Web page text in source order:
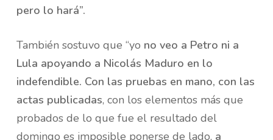
pero lo hará”.
También sostuvo que “yo no veo a Petro ni a
Lula apoyando a Nicolás Maduro en lo
indefendible. Con las pruebas en mano, con las
actas publicadas, con los elementos más que
probados de lo que fue el resultado del
domingo es imposible ponerse de lado, a